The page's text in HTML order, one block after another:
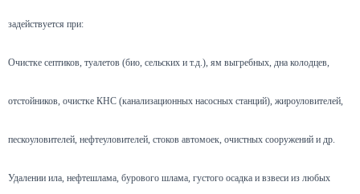
задействуется при:
Очистке септиков, туалетов (био, сельских и т.д.), ям выгребных, дна колодцев,
отстойников, очистке КНС (канализационных насосных станций), жироуловителей,
пескоуловителей, нефтеуловителей, стоков автомоек, очистных сооружений и др.
Удалении ила, нефтешлама, бурового шлама, густого осадка и взвеси из любых